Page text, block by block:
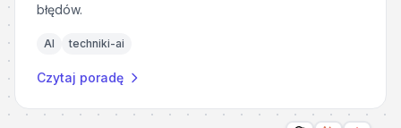
błędów.
AI techniki-ai
Czytaj poradę